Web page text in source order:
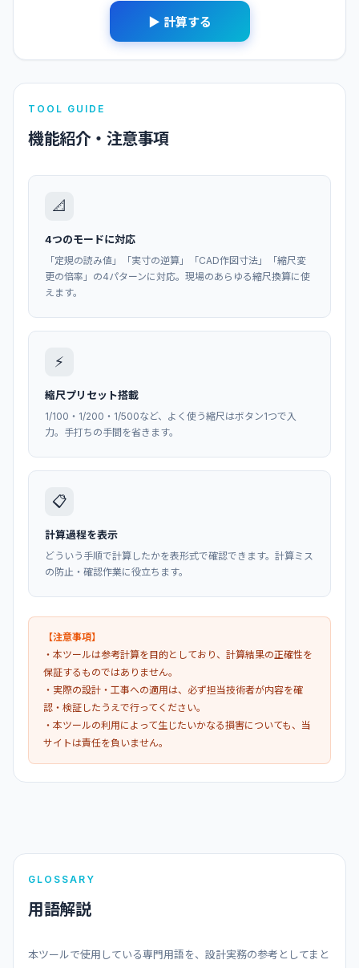
▶ 計算する
TOOL GUIDE
機能紹介・注意事項
📐
4つのモードに対応
「定規の読み値」「実寸の逆算」「CAD作図寸法」「縮尺変
更の倍率」の4パターンに対応。現場のあらゆる縮尺換算に使
えます。
⚡
縮尺プリセット搭載
1/100・1/200・1/500など、よく使う縮尺はボタン1つで入
力。手打ちの手間を省きます。
📋
計算過程を表示
どういう手順で計算したかを表形式で確認できます。計算ミス
の防止・確認作業に役立ちます。
【注意事項】
・本ツールは参考計算を目的としており、計算結果の正確性を
保証するものではありません。
・実際の設計・工事への適用は、必ず担当技術者が内容を確
認・検証したうえで行ってください。
・本ツールの利用によって生じたいかなる損害についても、当
サイトは責任を負いません。
GLOSSARY
用語解説
本ツールで使用している専門用語を、設計実務の参考としてまと